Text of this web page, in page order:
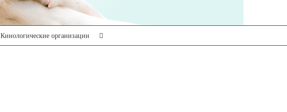
Кинологические организации